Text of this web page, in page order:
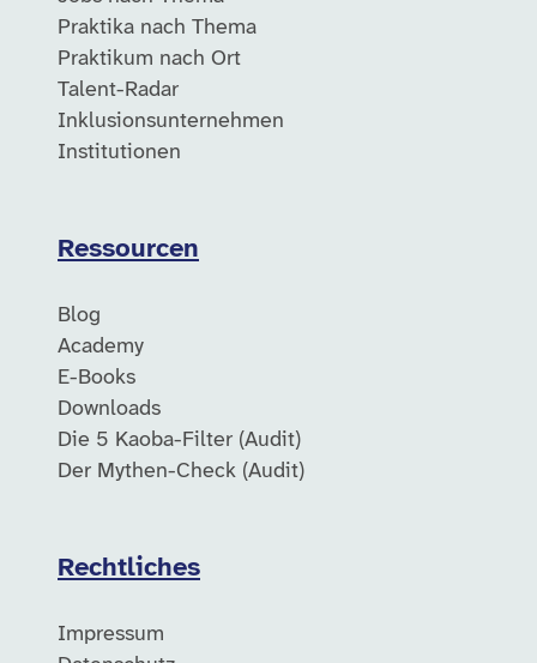
Praktika nach Thema
Praktikum nach Ort
Talent-Radar
Inklusionsunternehmen
Institutionen
Ressourcen
Blog
Academy
E-Books
Downloads
Die 5 Kaoba-Filter (Audit)
Der Mythen-Check (Audit)
Rechtliches
Impressum